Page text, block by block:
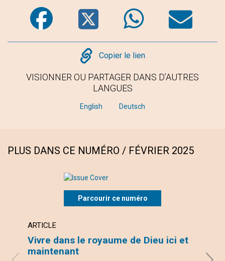
Facebook
Twitter
Copy
Copier le lien
VISIONNER OU PARTAGER DANS D’AUTRES
LANGUES
English Deutsch
PLUS DANS CE NUMÉRO / FÉVRIER 2025
Parcourir ce numéro
ARTICLE
Vivre dans le royaume de Dieu ici et
maintenant